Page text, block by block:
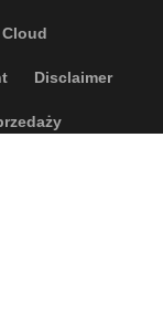
Disclaimer